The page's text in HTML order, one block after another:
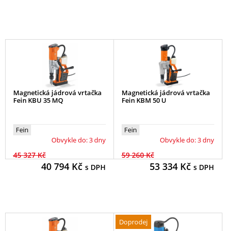
Magnetická jádrová vrtačka
Fein KBU 35 MQ
Fein
Obvykle do: 3 dny
45 327 Kč
40 794Kč s DPH
Magnetická jádrová vrtačka
Fein KBM 50 U
Fein
Obvykle do: 3 dny
59 260 Kč
53 334Kč s DPH
Doprodej